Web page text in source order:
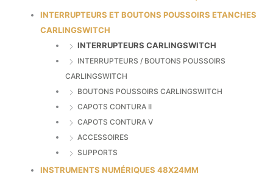
INTERRUPTEURS ET BOUTONS POUSSOIRS ETANCHES
CARLINGSWITCH
INTERRUPTEURS CARLINGSWITCH
INTERRUPTEURS / BOUTONS POUSSOIRS
CARLINGSWITCH
BOUTONS POUSSOIRS CARLINGSWITCH
CAPOTS CONTURA II
CAPOTS CONTURA V
ACCESSOIRES
SUPPORTS
INSTRUMENTS NUMÉRIQUES 48X24MM